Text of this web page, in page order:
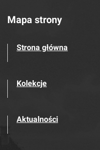
Mapa strony
Strona główna
Kolekcje
Aktualności